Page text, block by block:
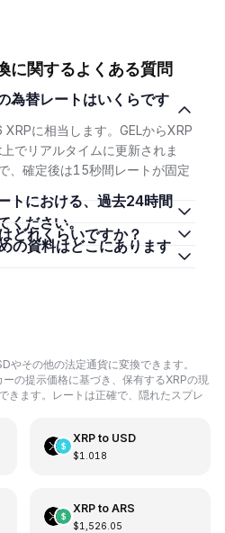
に関するよくある質問
に相当します。GELからXRP
でリアルタイムに更新されま
、確定後は15秒間レートが固定
ください。
どれくらいですか？
やその他の法定通貨に変換できます。
の提示価格に基づき、保有するXRPの現
きます。レートは正確で、隠れたスプレ
XRPto USD
$1.018
XRPto ARS
$1,526.05